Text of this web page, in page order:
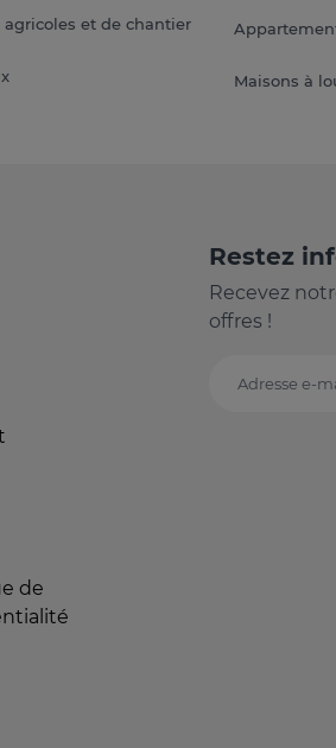
agricoles et de chantier
Maisons à
de
Restez
Recevez
offres !
Adresse e-